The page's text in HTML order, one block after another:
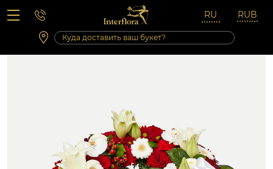
Вопросы-ответы
Сб 10:00 ‐ 14:00
Выходные и праздничные дни